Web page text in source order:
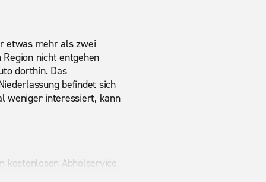
etwas mehr als zwei
nicht entgehen
dorthin. Das
befindet sich
weniger interessiert, kann
kostenlosen Abholservice
vereinbaren Sie den